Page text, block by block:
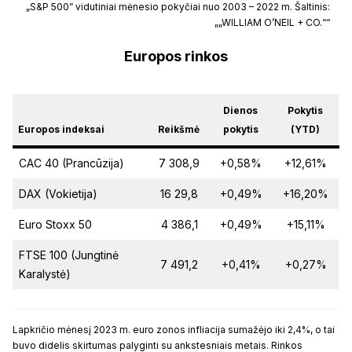
„S&P 500” vidutiniai mėnesio pokyčiai nuo 2003 – 2022 m. Šaltinis:
„„WILLIAM O’NEIL + CO.““
Europos rinkos
Europos indeksai Reikšmė
Dienos
pokytis
Pokytis
(YTD)
CAC 40 (Prancūzija) 7 308,9 +0,58% +12,61%
DAX (Vokietija) 16 29,8 +0,49% +16,20%
Euro Stoxx 50 4 386,1 +0,49% +15,11%
FTSE 100 (Jungtinė
Karalystė)
7 491,2 +0,41% +0,27%
Lapkričio mėnesį 2023 m. euro zonos infliacija sumažėjo iki 2,4%, o tai
buvo didelis skirtumas palyginti su ankstesniais metais. Rinkos